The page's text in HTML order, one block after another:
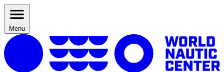
Menu